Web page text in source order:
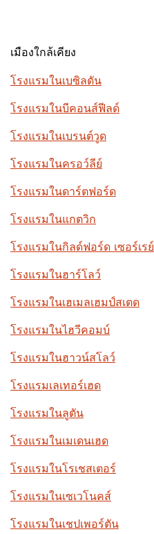
เมืองใกล้เคียง
โรงแรมในเบซิลดัน
โรงแรมในบีคอนส์ฟีลด์
โรงแรมในเบรนต์วูด
โรงแรมในครอว์ลีย์
โรงแรมในดาร์ตฟอร์ด
โรงแรมในแกตวิก
โรงแรมในกิลด์ฟอร์ด เซอร์เรย์
โรงแรมในฮาร์โลว์
โรงแรมในเฮเมลเฮมป์สเตด
โรงแรมในไฮวีคอมบ์
โรงแรมในฮาวน์สโลว์
โรงแรมเลเทอร์เฮด
โรงแรมในลูตัน
โรงแรมในเมเดนเฮด
โรงแรมในโรเชสเตอร์
โรงแรมในเซเวโนคส์
โรงแรมในเชปเพอร์ตัน